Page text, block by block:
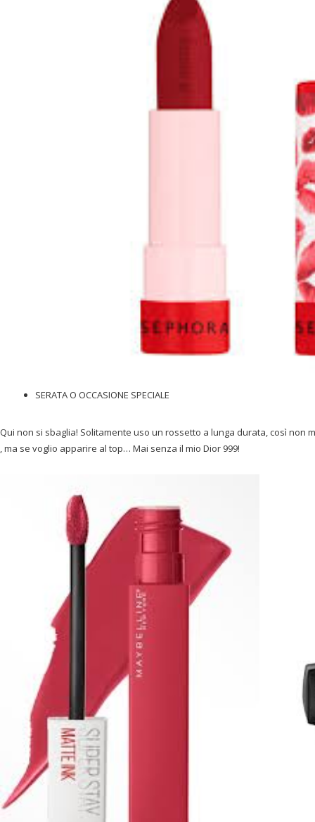
SERATA O OCCASIONE SPECIALE
Qui non si sbaglia! Solitamente uso un rossetto a lunga durata, così non
, ma se voglio apparire al top… Mai senza il mio Dior 999!